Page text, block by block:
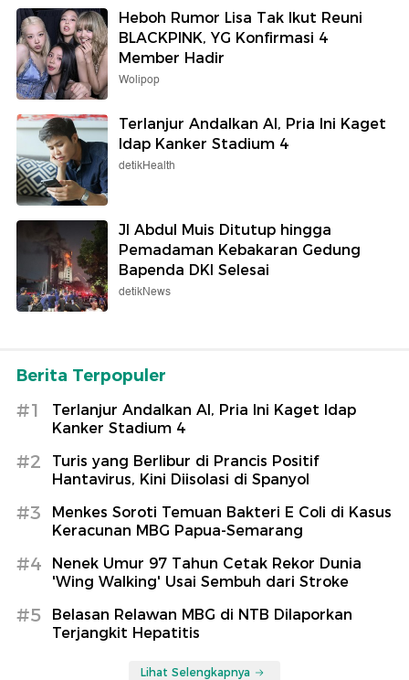
Heboh Rumor Lisa Tak Ikut Reuni
BLACKPINK, YG Konfirmasi 4
Member Hadir
Wolipop
Terlanjur Andalkan AI, Pria Ini Kaget
Idap Kanker Stadium 4
detikHealth
Jl Abdul Muis Ditutup hingga
Pemadaman Kebakaran Gedung
Bapenda DKI Selesai
detikNews
Berita Terpopuler
#1
Terlanjur Andalkan AI, Pria Ini Kaget Idap
Kanker Stadium 4
#2
Turis yang Berlibur di Prancis Positif
Hantavirus, Kini Diisolasi di Spanyol
#3
Menkes Soroti Temuan Bakteri E Coli di Kasus
Keracunan MBG Papua-Semarang
#4
Nenek Umur 97 Tahun Cetak Rekor Dunia
'Wing Walking' Usai Sembuh dari Stroke
#5
Belasan Relawan MBG di NTB Dilaporkan
Terjangkit Hepatitis
Lihat Selengkapnya